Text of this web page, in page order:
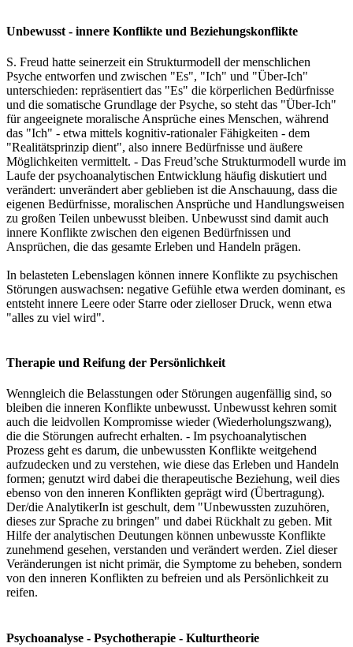
Unbewusst - innere Konflikte und Beziehungskonflikte
S. Freud hatte seinerzeit ein Strukturmodell der menschlichen
Psyche entworfen und zwischen "Es", "Ich" und "Über-Ich"
unterschieden: repräsentiert das "Es" die körperlichen Bedürfnisse
und die somatische Grundlage der Psyche, so steht das "Über-Ich"
für angeeignete moralische Ansprüche eines Menschen, während
das "Ich" - etwa mittels kognitiv-rationaler Fähigkeiten - dem
"Realitätsprinzip dient", also innere Bedürfnisse und äußere
Möglichkeiten vermittelt. - Das Freud’sche Strukturmodell wurde im
Laufe der psychoanalytischen Entwicklung häufig diskutiert und
verändert: unverändert aber geblieben ist die Anschauung, dass die
eigenen Bedürfnisse, moralischen Ansprüche und Handlungsweisen
zu großen Teilen unbewusst bleiben. Unbewusst sind damit auch
innere Konflikte zwischen den eigenen Bedürfnissen und
Ansprüchen, die das gesamte Erleben und Handeln prägen.
In belasteten Lebenslagen können innere Konflikte zu psychischen
Störungen auswachsen: negative Gefühle etwa werden dominant, es
entsteht innere Leere oder Starre oder zielloser Druck, wenn etwa
"alles zu viel wird".
Therapie und Reifung der Persönlichkeit
Wenngleich die Belasstungen oder Störungen augenfällig sind, so
bleiben die inneren Konflikte unbewusst. Unbewusst kehren somit
auch die leidvollen Kompromisse wieder (Wiederholungszwang),
die die Störungen aufrecht erhalten. - Im psychoanalytischen
Prozess geht es darum, die unbewussten Konflikte weitgehend
aufzudecken und zu verstehen, wie diese das Erleben und Handeln
formen; genutzt wird dabei die therapeutische Beziehung, weil dies
ebenso von den inneren Konflikten geprägt wird (Übertragung).
Der/die AnalytikerIn ist geschult, dem "Unbewussten zuzuhören,
dieses zur Sprache zu bringen" und dabei Rückhalt zu geben. Mit
Hilfe der analytischen Deutungen können unbewusste Konflikte
zunehmend gesehen, verstanden und verändert werden. Ziel dieser
Veränderungen ist nicht primär, die Symptome zu beheben, sondern
von den inneren Konflikten zu befreien und als Persönlichkeit zu
reifen.
Psychoanalyse - Psychotherapie - Kulturtheorie